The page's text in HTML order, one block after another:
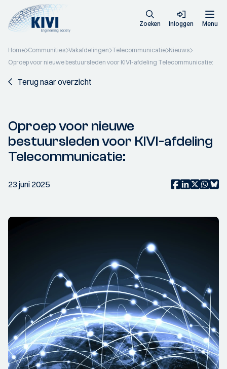
Zoeken Inloggen Menu
Home Communities Vakafdelingen Telecommunicatie Nieuws
Oproep voor nieuwe bestuursleden voor KIVI-afdeling Telecommunicatie:
Terug naar overzicht
Oproep voor nieuwe
bestuursleden voor KIVI-afdeling
Telecommunicatie:
23 juni 2025